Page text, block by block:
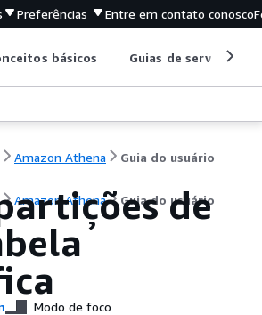
Preferências Entre em contato conosco
básicos Guias de serviço
Amazon Athena Guia do usuário
Amazon Athena Guia do usuário
de
Modo de foco